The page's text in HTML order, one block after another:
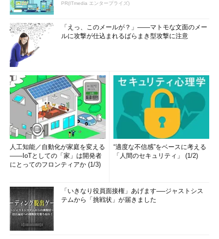
PR(ITmedia エンタープライズ)
「えっ、このメールが？」――マトモな文面のメー
ルに攻撃が仕込まれるばらまき型攻撃に注意
人工知能／自動化が家庭を変える
――IoTとしての「家」は開発者
にとってのフロンティアか (1/3)
“適度な不信感”をベースに考える
「人間のセキュリティ」 (1/2)
「いきなり役員面接権」あげます──ジャストシス
テムから「挑戦状」が届きました